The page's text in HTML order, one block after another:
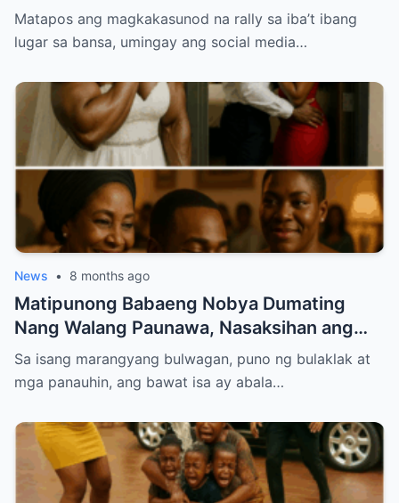
kay PBBM at VP Sara
Matapos ang magkakasunod na rally sa iba’t ibang
lugar sa bansa, umingay ang social media…
News • 8 months ago
Matipunong Babaeng Nobya Dumating
Nang Walang Paunawa, Nasaksihan ang
Nakakabagbag-damdaming Pagtataksil ng
Groom sa Araw ng Kasal
Sa isang marangyang bulwagan, puno ng bulaklak at
mga panauhin, ang bawat isa ay abala…